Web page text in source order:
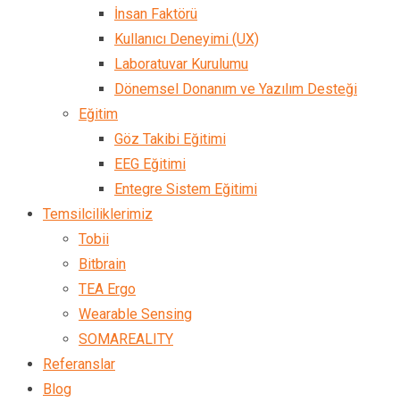
İnsan Faktörü
Kullanıcı Deneyimi (UX)
Laboratuvar Kurulumu
Dönemsel Donanım ve Yazılım Desteği
Eğitim
Göz Takibi Eğitimi
EEG Eğitimi
Entegre Sistem Eğitimi
Temsilciliklerimiz
Tobii
Bitbrain
TEA Ergo
Wearable Sensing
SOMAREALITY
Referanslar
Blog